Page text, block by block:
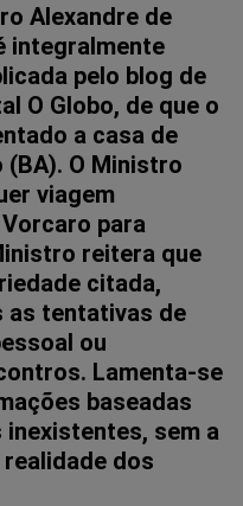
Alexandre de
integralmente
pelo blog de
O Globo, de que o
a casa de
O Ministro
viagem
para
reitera que
citada,
as tentativas de
ou
Lamenta-se
baseadas
sem a
dos